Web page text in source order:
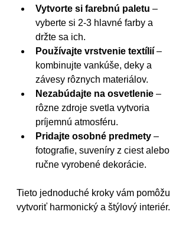
Vytvorte si farebnú paletu –
vyberte si 2-3 hlavné farby a
držte sa ich.
Používajte vrstvenie textílií –
kombinujte vankúše, deky a
závesy rôznych materiálov.
Nezabúdajte na osvetlenie –
rôzne zdroje svetla vytvoria
príjemnú atmosféru.
Pridajte osobné predmety –
fotografie, suveníry z ciest alebo
ručne vyrobené dekorácie.
Tieto jednoduché kroky vám pomôžu
vytvoriť harmonický a štýlový interiér.